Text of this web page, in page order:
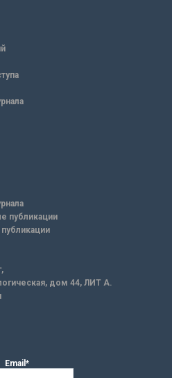
публикации
дом 44, ЛИТ А.
Email*